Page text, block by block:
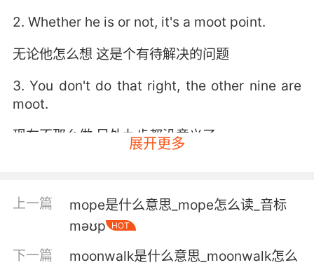
2. Whether he is or not, it's a moot point.
无论他怎么想 这是个有待解决的问题
3. You don't do that right, the other nine are
moot.
现在不那么做 另外九步都没意义了
我认为我们都同意这个争论已经毫无意义
5. All of which would be moot if our meetings
were, say... clandestine.
展开更多
上一篇
mope是什么意思_mope怎么读_音标
məʊp
HOT
下一篇
moonwalk是什么意思_moonwalk怎么